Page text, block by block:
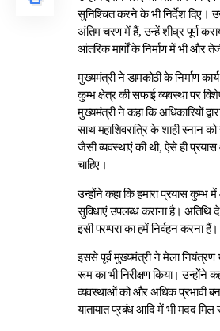
सुनिश्चित करने के भी निर्देश दिए।
अंतिम चरण में हैं, उन्हें शीघ्र पूर्ण
आंतरिक मार्गों के निर्माण में भी और
मुख्यमंत्री ने डामकोठी के निर्माण
कुम्भ क्षेत्र की सफाई व्यवस्था पर
मुख्यमंत्री ने कहा कि अधिकारियों
साथ महाशिवरात्रि के शाही स्नान
जैसी व्यवस्थाएं की थी, ऐसे ही प्रयास
चाहिए।
उन्होंने कहा कि हमारा प्रयास कुम्भ
सुविधाएं उपलब्ध कराना है। अतिथि
इसी परम्परा का हमें निर्वहन करना हैं।
इससे पूर्व मुख्यमंत्री ने मेला
रूम का भी निरीक्षण किया। उन्होंने
व्यवस्थाओं को और अधिक प्रभावी
यातायात प्रबंध आदि में भी मदद मिल